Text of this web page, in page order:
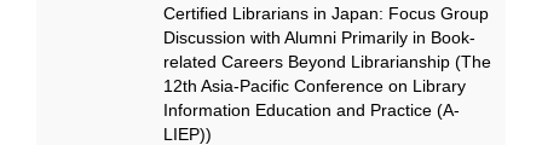
Certified Librarians in Japan: Focus Group
Discussion with Alumni Primarily in Book-
related Careers Beyond Librarianship (The
12th Asia-Pacific Conference on Library
Information Education and Practice (A-
LIEP))